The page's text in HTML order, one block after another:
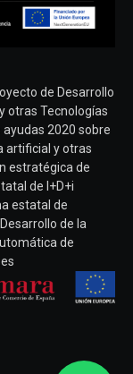
de Desarrollo
otras Tecnologías
2020 sobre
artificial y otras
estratégica de
de I+D+i
estatal de
de la
de